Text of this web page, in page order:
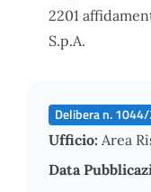
2201
S.p.A.
Delibera n.
Ufficio: Area
Data